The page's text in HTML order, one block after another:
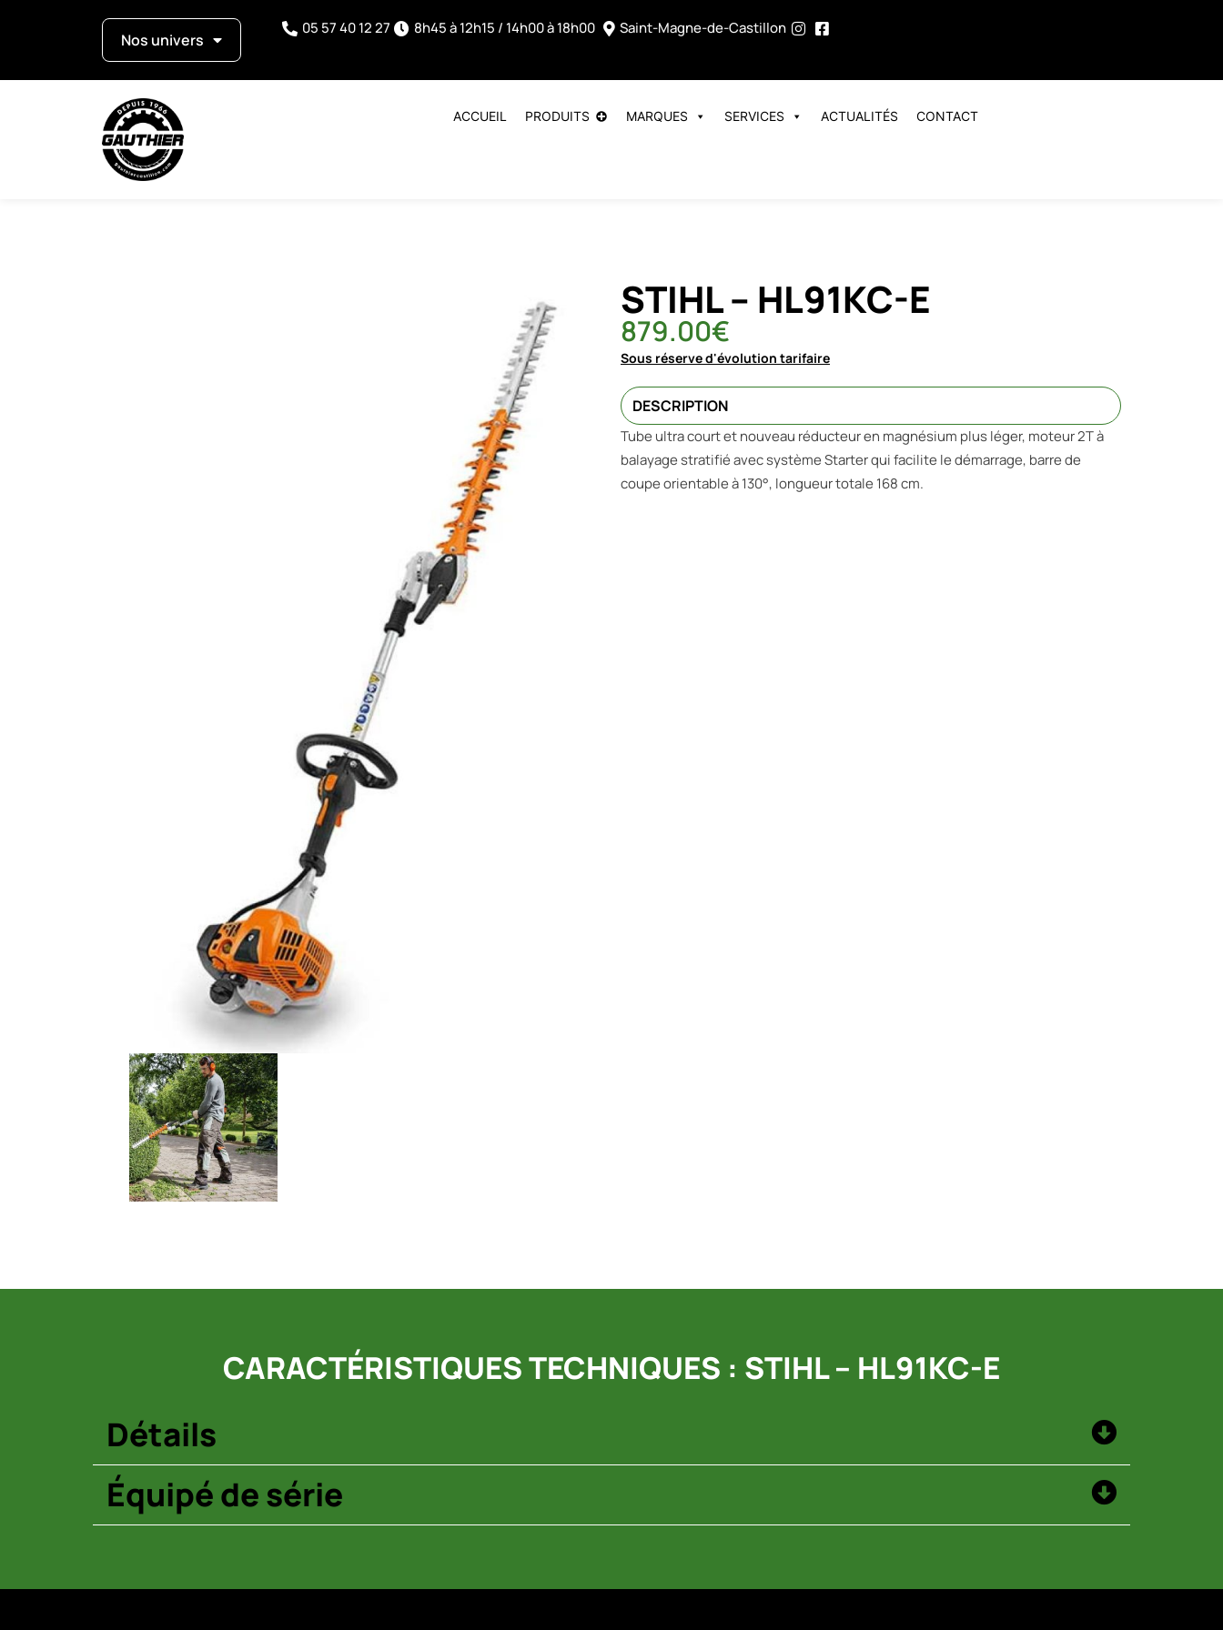
Nos univers
05 57 40 12 27 8h45 à 12h15 / 14h00 à 18h00 Saint-Magne-de-Castillon
ACCUEIL PRODUITS MARQUES SERVICES ACTUALITÉS CONTACT
STIHL – HL91KC-E
879.00€
Sous réserve d'évolution tarifaire
DESCRIPTION
Tube ultra court et nouveau réducteur en magnésium plus léger, moteur 2T à
balayage stratifié avec système Starter qui facilite le démarrage, barre de
coupe orientable à 130°, longueur totale 168 cm.
CARACTÉRISTIQUES TECHNIQUES : STIHL – HL91KC-E
Détails
Équipé de série